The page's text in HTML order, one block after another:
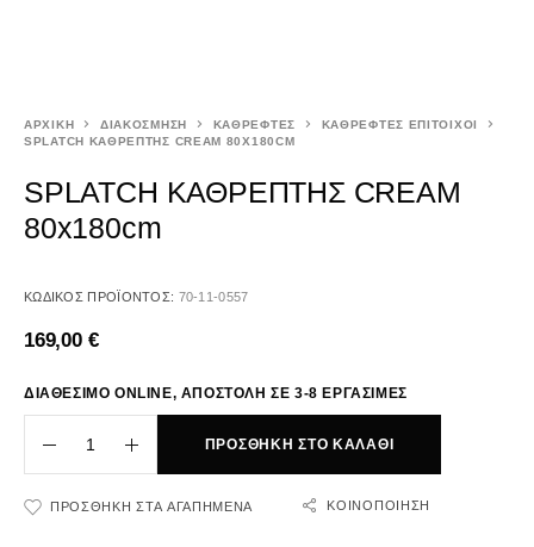
ΑΡΧΙΚΉ ΔΙΑΚΟΣΜΗΣΗ ΚΑΘΡΕΦΤΕΣ
ΚΑΘΡΕΦΤΕΣ ΕΠΙΤΟΙΧΟΙ
SPLATCH ΚΑΘΡΕΠΤΗΣ CREAM 80X180CM
SPLATCH ΚΑΘΡΕΠΤΗΣ CREAM
80x180cm
ΚΩΔΙΚΌΣ ΠΡΟΪΌΝΤΟΣ: 70-11-0557
169,00 €
ΔΙΑΘΕΣΙΜΟ ONLINE, ΑΠΟΣΤΟΛΗ ΣΕ 3-8 ΕΡΓΑΣΙΜΕΣ
ΠΡΟΣΘΉΚΗ ΣΤΟ ΚΑΛΆΘΙ
ΠΡΟΣΘΉΚΗ ΣΤΑ ΑΓΑΠΗΜΈΝΑ ΚΟΙΝΟΠΟΊΗΣΗ